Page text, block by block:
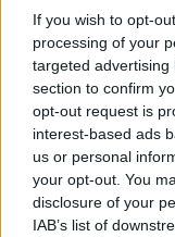
If you wish to opt-
processing of your
targeted
section to confirm
opt-out request is
interest-based ads
us or personal
your opt-out. You
disclosure of your
IAB’s list of